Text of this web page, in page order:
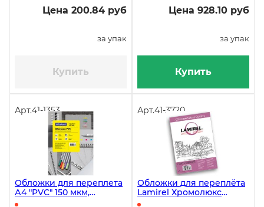
Цена 200.84 руб
за упак
Купить
Цена 928.10 руб
за упак
Купить
Арт.41-1353
Обложки для переплета
А4 "PVC" 150 мкм,
прозрачный пластик,
Арт.41-3720
Обложки для переплёта
Lamirel Хромолюкс
(Chromolux) A4,